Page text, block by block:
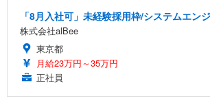
「8月入社可」未経験採用枠/システムエン
株式会社alBee
東京都
月給23万円～35万円
正社員